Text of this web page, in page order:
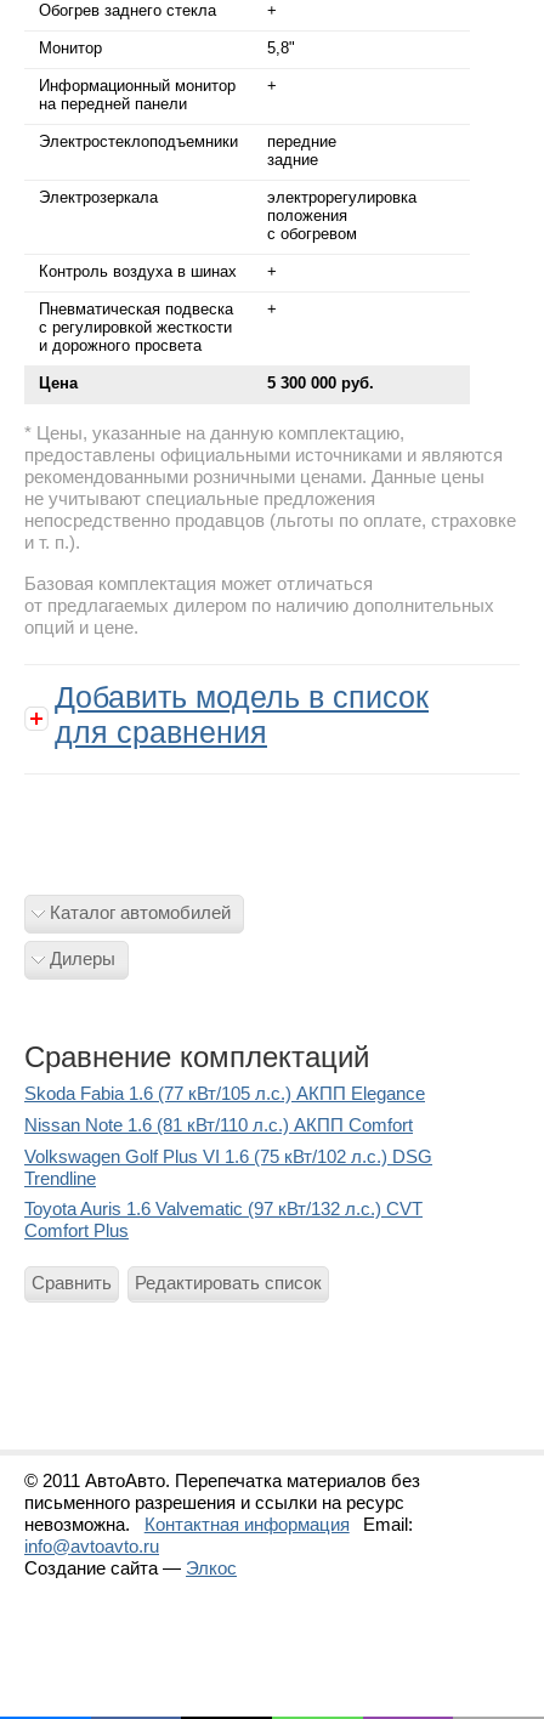
Обогрев заднего стекла +
Монитор 5,8"
Информационный монитор
на передней панели
+
Электростеклоподъемники
передние
задние
Электрозеркала
электрорегулировка
положения
с обогревом
Контроль воздуха в шинах +
Пневматическая подвеска
с регулировкой жесткости
и дорожного просвета
+
Цена 5 300 000 руб.
Цены, указанные на данную комплектацию,
предоставлены официальными источниками и являются
рекомендованными розничными ценами. Данные цены
не учитывают специальные предложения
непосредственно продавцов (льготы по оплате, страховке
и т. п.).
Базовая комплектация может отличаться
от предлагаемых дилером по наличию дополнительных
опций и цене.
Добавить модель в список
для сравнения
Каталог автомобилей
Дилеры
Сравнение комплектаций
Skoda Fabia 1.6 (77 кВт/105 л.с.) АКПП Elegance
Nissan Note 1.6 (81 кВт/110 л.с.) АКПП Comfort
Volkswagen Golf Plus VI 1.6 (75 кВт/102 л.с.) DSG
Trendline
Toyota Auris 1.6 Valvematic (97 кВт/132 л.с.) CVT
Comfort Plus
Сравнить Редактировать список
© 2011 АвтоАвто. Перепечатка материалов без
письменного разрешения и ссылки на ресурс
невозможна.
Контактная информация
Email:
info@avtoavto.ru
Создание сайта — Элкос